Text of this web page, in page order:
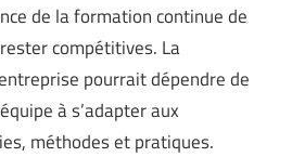
de la formation continue de
compétitives. La
pourrait dépendre de
à s’adapter aux
méthodes et pratiques.